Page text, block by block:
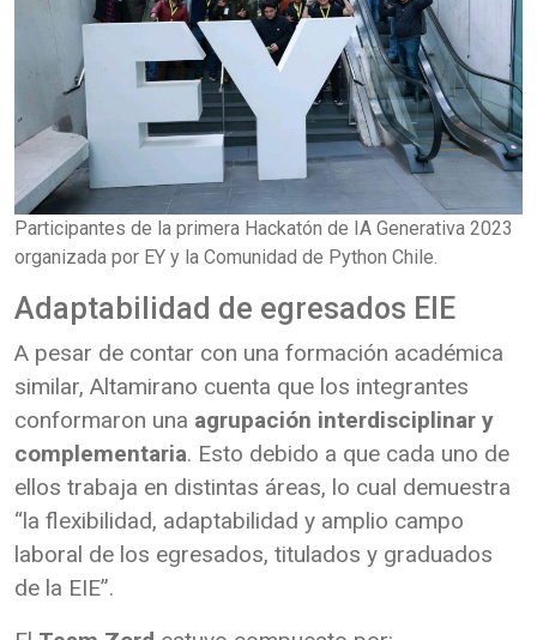
Participantes de la primera Hackatón de IA Generativa 2023
organizada por EY y la Comunidad de Python Chile.
Adaptabilidad de egresados EIE
A pesar de contar con una formación académica
similar, Altamirano cuenta que los integrantes
conformaron una agrupación interdisciplinar y
complementaria. Esto debido a que cada uno de
ellos trabaja en distintas áreas, lo cual demuestra
“la flexibilidad, adaptabilidad y amplio campo
laboral de los egresados, titulados y graduados
de la EIE”.